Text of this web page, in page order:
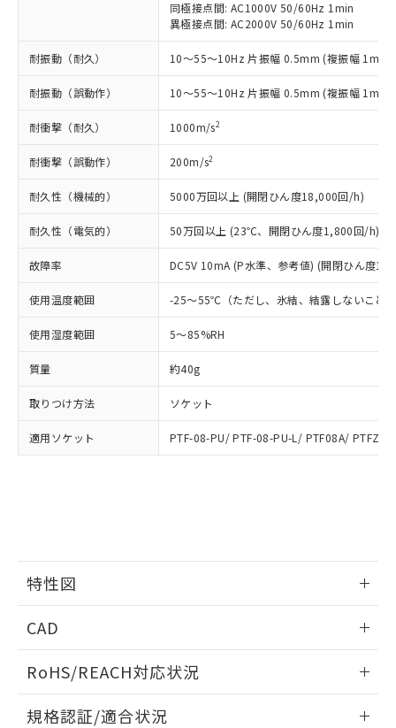
同極接点間: AC1000V 50/60Hz 1min
異極接点間: AC2000V 50/60Hz 1min
耐振動（耐久） 10～55～10Hz 片振幅 0.5mm (複振幅 1mm)
耐振動（誤動作） 10～55～10Hz 片振幅 0.5mm (複振幅 1mm)
耐衝撃（耐久） 1000m/s2
耐衝撃（誤動作） 200m/s2
耐久性（機械的） 5000万回以上 (開閉ひん度18,000回/h)
耐久性（電気的） 50万回以上 (23℃、開閉ひん度1,800回/h)
故障率 DC5V 10mA (P水準、参考値) (開閉ひん度
使用温度範囲 -25～55℃（ただし、氷結、結露しないこと
使用湿度範囲 5～85%RH
質量 約40g
取りつけ方法 ソケット
適用ソケット PTF-08-PU/ PTF-08-PU-L/ PTF08A/ PTFZ-
特性図
開閉容量
CAD
ドすることができます。
RoHS/REACH対応状況
規格認証/適合状況
覧された時点での実際の在庫および標
準価格とは異なる場合があることをご
了承ください。
正式な納期状況および標準価格はお客
様のお取引先、またはお客様担当のオ
ムロン制御機器販売店・当社販売員に
ご相談ください。
オムロン制御機器販売店や当社販売拠
点は「
販売ネットワーク
ください。
在庫状況および標準価格結果を当社の
事前の承諾なく第三者に漏洩または開
示しないようお願いします。
マイパーツ機能（部品リスト作成サー
ビス）をご利用いただくには、I-Web
メンバーズにご登録されている必要が
あります。
お客様が当ウェブサイト上で当社にご
登録された部品リストについて、当社
および当社の共同利用者が、当社の製
品・サービスに関するお客様との取
引・商談に必要な範囲で利用すること
をご了承ください。
※当社の共同利用者とは、"個人情報
ミウム(Cd) 100ppm以下、
六価クロム(Cr(Ⅵ)) 1000ppm以下、ポリ臭化ビフェニル
類(PBB) 1000ppm以下、ポリ臭化ジフェニルエーテル類
(PBDE) 1000ppm以下、フタル酸ビス(2-エチルヘキシ
（DBP） 1000ppm以下、フタル酸ジイソブチル
(DIBP) 1000ppm以下
但し、RoHS指令で産業用監視および制御機器に対する
適用除外項目は除く。
フタル酸エステル類の４物質については閾値を超える意
図的な使用がないことを確認しています。
※2 対応予定月
部品在庫の切り替え状況などにより、予定
月が前後することがあります。
※3 非含有証明書ダウンロード
下記の非含有証明書をダウンロードするこ
とができます。
EU RoHS指令（10物質）の非含有証明書
51物質の非含有証明書（当社基準）
荷製品に未対応品が混在することから備考
欄に対応日を記載しておりました。
既に当社にて対応品への在庫切替を完了
*中国RoHS10物質の基準値 (GB/T26572)：
Pb(鉛) :1000ppm、 Hg(水銀) : 1000ppm、 Cd(カドミウ
Cr(Ⅵ)(六価クロム) : 1000ppm、 PBBs(ポリ臭化ビフェ
ニル類) : 1000ppm、 PBDEs(ポリ臭化ジフェニルエーテ
DBP(フタル酸ジブチル) : 1000ppm、 DIBP(フタル酸ジ
イソブチル) : 1000ppm、 BBP(フタル酸ブチルベンジ
DEHP(フタル酸ビス(2-エチルヘキシル)) : 1000ppm
※2 環境保護使用期限
「ｅ」：有害物質（10物質）のすべてが基
準値以下であることを示します。
「10」：通常の使用状況下において有害物
質が外部に漏えいし、環境に深刻な影響を
及ぼさない年数を意味します。
「－」：未確認です。当社販売部門へお問
国政府の輸出許可(または役務取引許
可)を取得するなどの必要な手続きを
当社は規制貨物を破棄する場合は、完
全に破砕するなど、違法に輸出されな
当社は貴社製品を、核兵器、ミサイ
ル、化学兵器、生物兵器またはその他
武器並びにこれらの製造装置等に一切
使用いたしません。
当社は、貴社製品を第三者に販売する
場合は、上記1、2および3の内容を当
該第三者に通知します。また当社は、
販売先および販売に係わる関係者が違
法に輸出するおそれがある場合は、取
○ 一定数以上の在庫あり
△ 一定数には満たないが在庫あり
在庫なし(最新の在庫状況につ
いては、お客様のお取引先、ま
たはお客様担当のオムロン制御
機器販売店・当社販売員にご確
認ください)
受注生産機種、また在庫状況の
情報を公開していない機種